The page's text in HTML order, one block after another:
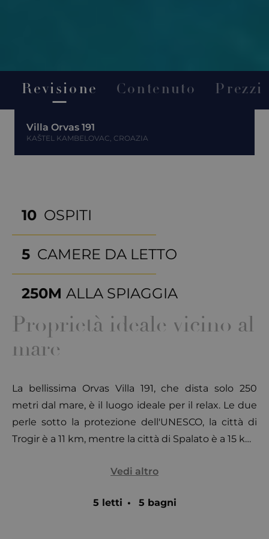
Villa Orvas 191
KAŠTEL KAMBELOVAC, CROAZIA
Revisione Contenuto Prezzi
10 OSPITI
5 CAMERE DA LETTO
250M ALLA SPIAGGIA
Proprietà ideale vicino al
mare
La bellissima Orvas Villa 191, che dista solo 250
metri dal mare, è il luogo ideale per il relax. Le due
perle sotto la protezione dell'UNESCO, la città di
Trogir è a 11 km, mentre la città di Spalato è a 15 km.
collegati da scale interne, per un totale di 202 m2
la sistemazione ideale per 10 persone.
Vedi altro
5 letti • 5 bagni